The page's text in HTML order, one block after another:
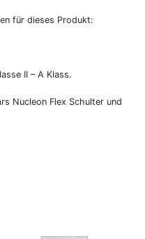
für dieses Produkt:
II – A Klass.
Nucleon Flex Schulter und